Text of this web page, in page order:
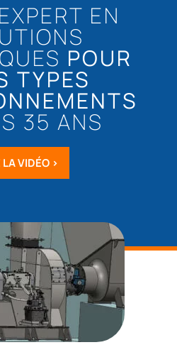
EN
POUR
TYPES
35 ANS
LA VIDÉO >